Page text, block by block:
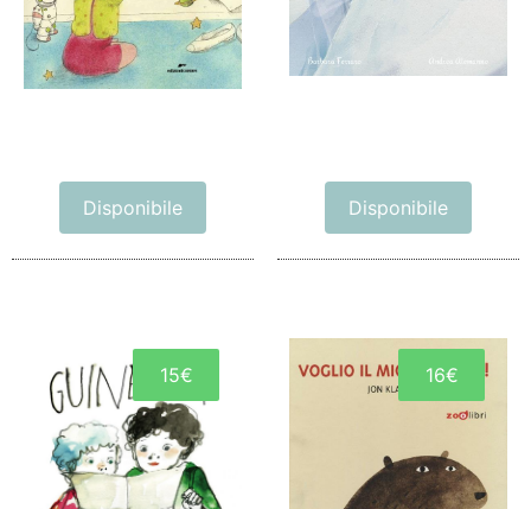
Disponibile Disponibile
15€ 16€